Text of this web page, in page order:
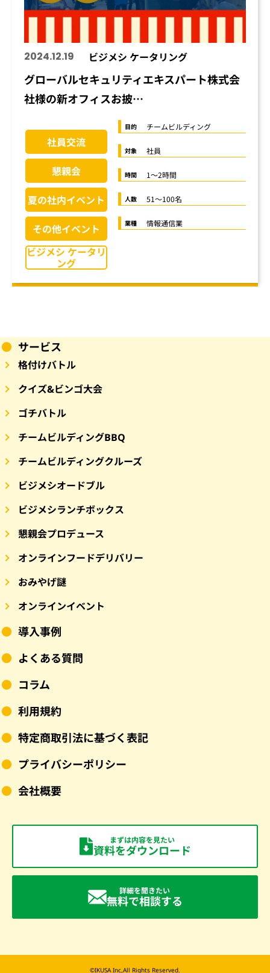
2024.12.19 ビジメシ ケータリング
グローバルセキュリティエキスパート株式会
社様の新オフィスお披…
社員交流
懇親会
夏の社内イベント
その他イベント
ビジメシ ケータリ
ング
目的 チームビルディング
対象 社員
時間 1〜2時間
人数 51〜100名
業種 情報通信業
サービス
格付けバトル
クイズ&ビンゴ大会
ゴチバトル
チームビルディングBBQ
チームビルディングクルーズ
ビジメシオードブル
ビジメシランチボックス
懇親会プロデュース
オンラインフードデリバリー
おみやげ謎
オンラインイベント
導入事例
よくある質問
コラム
利用規約
特定商取引法に基づく表記
プライバシーポリシー
会社概要
まずは内容を見たい
資料をダウンロード
詳細を聞きたい
無料で相談する
©IKUSA Inc,All Rights Reserved.